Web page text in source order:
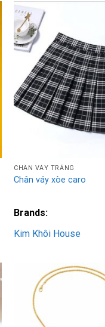
CHÂN VÁY TRẮNG
Chân váy xòe caro
Brands:
Kim Khôi House